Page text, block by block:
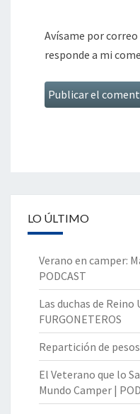
Avísame por
responde a mi
LO ÚLTIMO
Verano en camper:
PODCAST
Las duchas de Reino
FURGONETEROS
Repartición de pesos
El Veterano que lo
Mundo Camper |